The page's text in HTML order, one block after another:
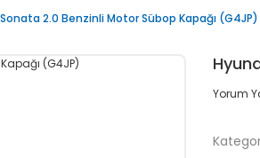
2.0 Benzinli Motor Sübop Kapağı (G4JP)
Yorum